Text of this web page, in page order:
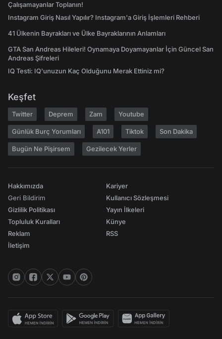
Çalışamayanlar Toplanın!
Instagram Giriş Nasıl Yapılır? Instagram'a Giriş İşlemleri Rehberi
41 Ülkenin Bayrakları ve Ülke Bayraklarının Anlamları
GTA San Andreas Hileleri! Oynamaya Doyamayanlar İçin Güncel San
Andreas Şifreleri
IQ Testi: IQ'unuzun Kaç Olduğunu Merak Ettiniz mi?
Keşfet
Twitter Deprem Zam Youtube
Günlük Burç Yorumları A101 Tiktok Son Dakika
Bugün Ne Pişirsem Gezilecek Yerler
Hakkımızda
Geri Bildirim
Gizlilik Politikası
Topluluk Kuralları
Reklam
İletişim
Kariyer
Kullanıcı Sözleşmesi
Yayın İlkeleri
Künye
RSS